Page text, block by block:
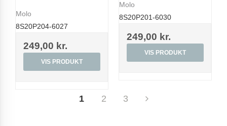
Molo
8S20P204-6027
249,00 kr.
VIS PRODUKT
Molo
8S20P201-6030
249,00 kr.
VIS PRODUKT
1 2 3